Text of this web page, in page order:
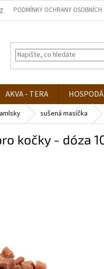
PODMÍNKY OCHRANY OSOBNÍCH
AKVA - TERA
sušená masíčka
kočky - dóza